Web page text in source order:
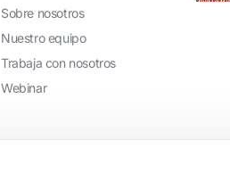
Sobre nosotros
Nuestro equipo
Trabaja con nosotros
Webinar